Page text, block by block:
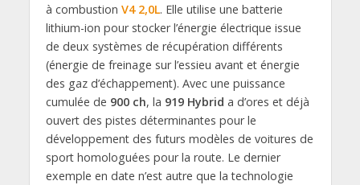
à combustion V4 2,0L. Elle utilise une batterie
lithium-ion pour stocker l’énergie électrique issue
de deux systèmes de récupération différents
(énergie de freinage sur l’essieu avant et énergie
des gaz d’échappement). Avec une puissance
cumulée de 900 ch, la 919 Hybrid a d’ores et déjà
ouvert des pistes déterminantes pour le
développement des futurs modèles de voitures de
sport homologuées pour la route. Le dernier
exemple en date n’est autre que la technologie